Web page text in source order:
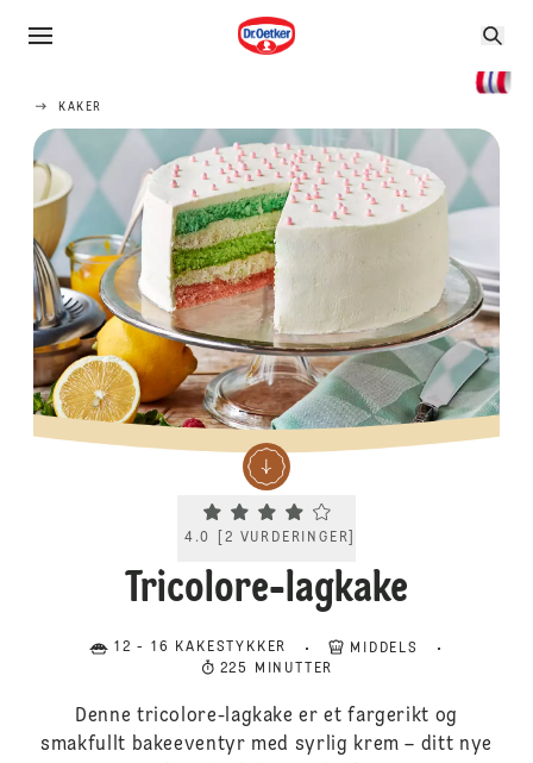
KAKER
Current rating 4.0. Click to rate.
4.0 2 VURDERINGER
Tricolore-lagkake
12 - 16 KAKESTYKKER
MIDDELS
225 MINUTTER
Denne tricolore-lagkake er et fargerikt og
smakfullt bakeeventyr med syrlig krem – ditt nye